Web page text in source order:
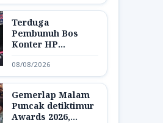
Terduga
Pembunuh Bos
Konter HP
Ambarawa
Ditangkap,
Ternyata Teman
08/08/2026
Gemerlap Malam
Puncak detiktimur
Awards 2026,